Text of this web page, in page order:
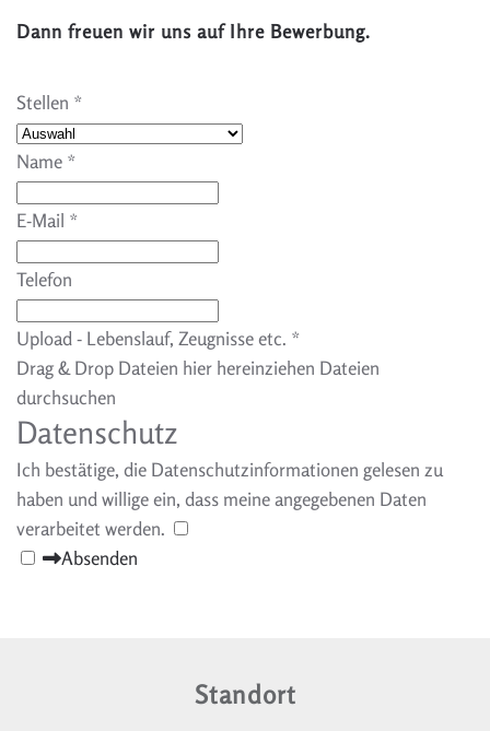
Dann freuen wir uns auf Ihre Bewerbung.
Stellen *
Name *
E-Mail *
Telefon
Upload - Lebenslauf, Zeugnisse etc. *
Drag & Drop Dateien hier hereinziehen Dateien
durchsuchen
Datenschutz
Ich bestätige, die Datenschutzinformationen gelesen zu
haben und willige ein, dass meine angegebenen Daten
verarbeitet werden.
Absenden
Standort